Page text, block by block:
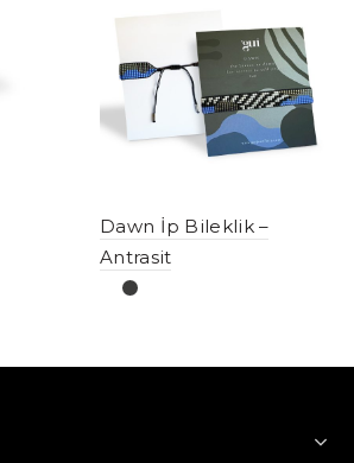
Dawn İp Bileklik –
Antrasit